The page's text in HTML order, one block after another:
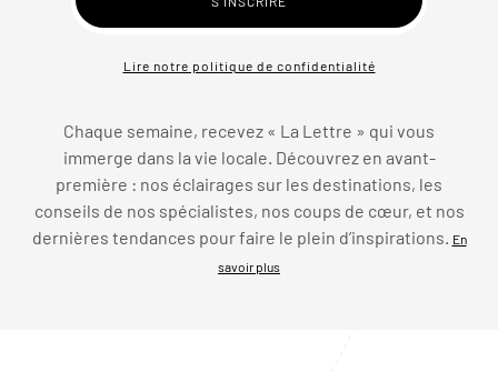
Lire notre politique de confidentialité
Chaque semaine, recevez « La Lettre » qui vous
immerge dans la vie locale. Découvrez en avant-
première : nos éclairages sur les destinations, les
conseils de nos spécialistes, nos coups de cœur, et nos
dernières tendances pour faire le plein d’inspirations.
En
savoir plus